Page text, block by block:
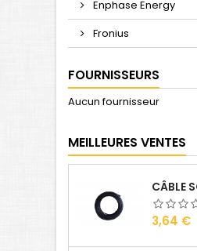
Enphase Energy
Fronius
FOURNISSEURS
Aucun fournisseur
MEILLEURES VENTES
Prix
3,64 €